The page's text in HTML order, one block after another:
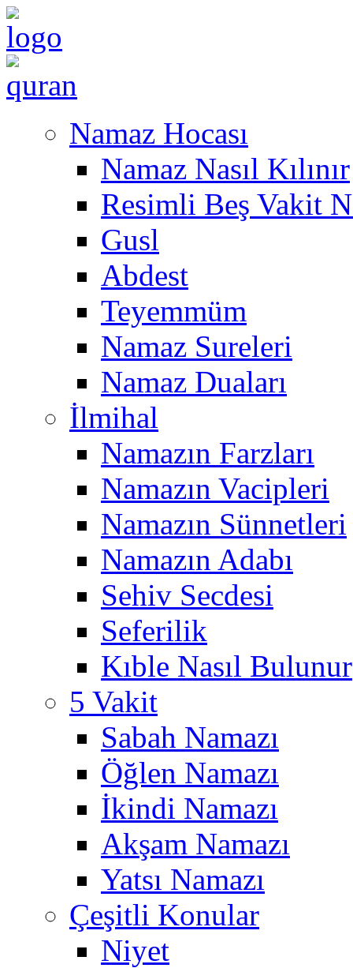
Namaz Hocası
Namaz Nasıl Kılınır
Resimli Beş Vakit
Gusl
Abdest
Teyemmüm
Namaz Sureleri
Namaz Duaları
İlmihal
Namazın Farzları
Namazın Vacipleri
Namazın Sünnetleri
Namazın Adabı
Sehiv Secdesi
Seferilik
Kıble Nasıl Bulunur
5 Vakit
Sabah Namazı
Öğlen Namazı
İkindi Namazı
Akşam Namazı
Yatsı Namazı
Çeşitli Konular
Niyet